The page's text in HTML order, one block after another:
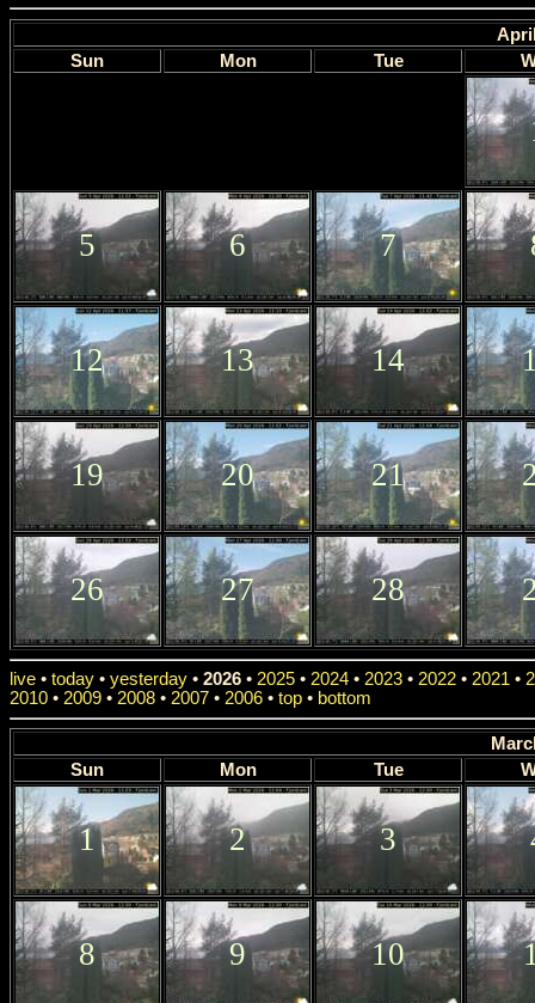
Sun
Mon Tue
5 6 7
12 13 14
19 20 21
26 27 28
live • today • yesterday • 2026 • 2025 • 2024 • 2023 • 2022 • 2021 •
2010 • 2009 • 2008 • 2007 • 2006 • top • bottom
Sun
Mon Tue
1 2 3
8 9 10